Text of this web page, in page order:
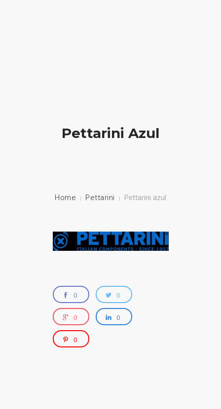
NUESTROS PRODUCTOSPettarini Azul
Home Pettarini Pettarini azul
0 0
0 0
0